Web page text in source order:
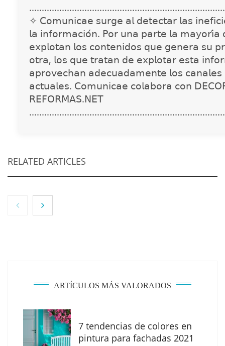
✧ 𝖢𝗈𝗆𝗎𝗇𝗂𝖼𝖺𝖾 𝗌𝗎𝗋𝗀𝖾 𝖺𝗅 𝖽𝖾𝗍𝖾𝖼𝗍𝖺𝗋 𝗅𝖺𝗌
𝗅𝖺 𝗂𝗇𝖿𝗈𝗋𝗆𝖺𝖼𝗂𝗈́𝗇. 𝖯𝗈𝗋 𝗎𝗇𝖺 𝗉𝖺𝗋𝗍𝖾 𝗅𝖺
𝖾𝗑𝗉𝗅𝗈𝗍𝖺𝗇 𝗅𝗈𝗌 𝖼𝗈𝗇𝗍𝖾𝗇𝗂𝖽𝗈𝗌 𝗊𝗎𝖾 𝗀𝖾𝗇𝖾𝗋𝖺 𝗌𝗎
𝗈𝗍𝗋𝖺, 𝗅𝗈𝗌 𝗊𝗎𝖾 𝗍𝗋𝖺𝗍𝖺𝗇 𝖽𝖾 𝖾𝗑𝗉𝗅𝗈𝗍𝖺𝗋 𝖾𝗌𝗍𝖺
𝖺𝗉𝗋𝗈𝗏𝖾𝖼𝗁𝖺𝗇 𝖺𝖽𝖾𝖼𝗎𝖺𝖽𝖺𝗆𝖾𝗇𝗍𝖾 𝗅𝗈𝗌
𝖺𝖼𝗍𝗎𝖺𝗅𝖾𝗌. 𝖢𝗈𝗆𝗎𝗇𝗂𝖼𝖺𝖾 𝖼𝗈𝗅𝖺𝖻𝗈𝗋𝖺 𝖼𝗈𝗇
𝖱𝖤𝖥𝖮𝖱𝖬𝖠𝖲.𝖭𝖤𝖳
RELATED ARTICLES
The Factory School explica por qué aprender
herramientas de IA ya no es suficiente para
ARTÍCULOS MÁS VALORADOS
7 tendencias de colores en
pintura para fachadas 2021